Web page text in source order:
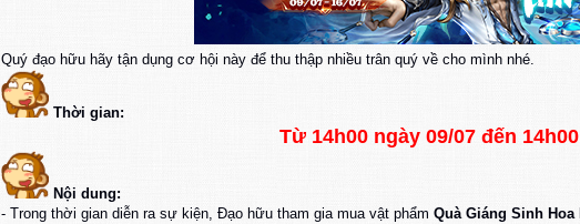
Quý đạo hữu hãy tận dụng cơ hội này để thu thập nhiều trân quý về cho mình nhé.
Thời gian:
Từ 14h00 ngày 09/07 đến
Nội dung:
- Trong thời gian diễn ra sự kiện, Đạo hữu tham gia mua vật phẩm Quà Giáng Sinh